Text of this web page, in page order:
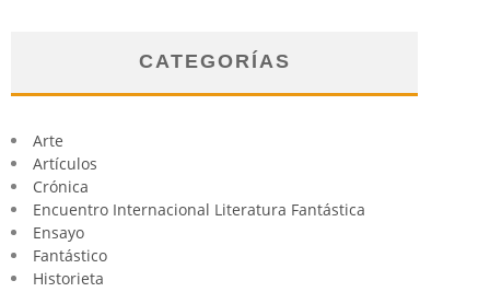
CATEGORÍAS
Arte
Artículos
Crónica
Encuentro Internacional Literatura Fantástica
Ensayo
Fantástico
Historieta